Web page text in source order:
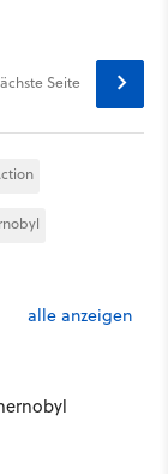
Seite
alle anzeigen